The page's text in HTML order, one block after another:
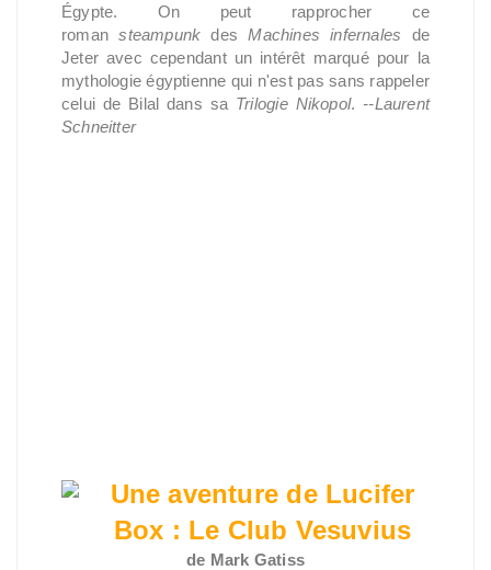
Égypte. On peut rapprocher ce
romansteampunk desMachines infernales de
Jeter avec cependant un intérêt marqué pour la
mythologie égyptienne qui n'est pas sans rappeler
celui de Bilal dans sa Trilogie Nikopol. --Laurent
Schneitter
Une aventure de Lucifer
Box : Le Club Vesuvius
de Mark Gatiss